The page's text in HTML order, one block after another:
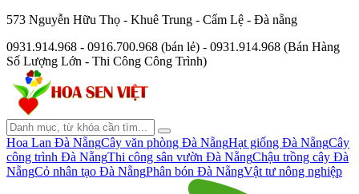
573 Nguyễn Hữu Thọ - Khuê Trung - Cẩm Lệ - Đà nẵng
0931.914.968 - 0916.700.968 (bán lẻ) - 0931.914.968 (Bán Hàng
Số Lượng Lớn - Thi Công Công Trình)
Hoa Lan Đà NẵngCây văn phòng Đà NẵngHạt giống Đà NẵngCây
công trình Đà NẵngThi công sân vườn Đà NẵngChậu trồng cây Đà
NẵngCỏ nhân tạo Đà NẵngPhân bón Đà NẵngVật tư nông nghiệp